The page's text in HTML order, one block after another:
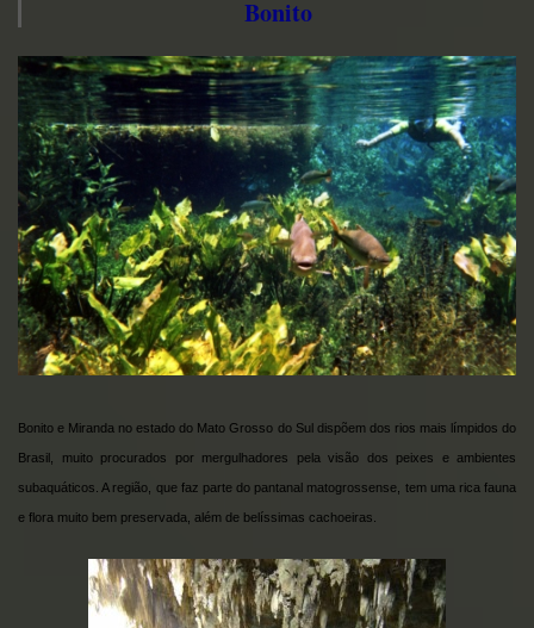
Bonito
Bonito e Miranda no estado do Mato Grosso do Sul dispõem dos rios mais límpidos do
Brasil, muito procurados por mergulhadores pela visão dos peixes e ambientes
subaquáticos. A região, que faz parte do pantanal matogrossense, tem uma rica fauna
e flora muito bem preservada, além de belíssimas cachoeiras.